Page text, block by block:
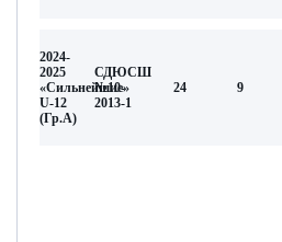
2024-
2025
«Сильнейшие»
U-12
(Гр.А)
СДЮСШ
№10-
2013-1
24 9